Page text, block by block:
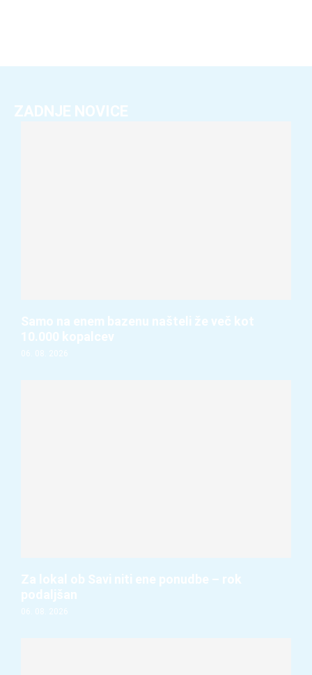
ZADNJE NOVICE
Samo na enem bazenu našteli že več kot
10.000 kopalcev
06. 08. 2026
Za lokal ob Savi niti ene ponudbe – rok
podaljšan
06. 08. 2026